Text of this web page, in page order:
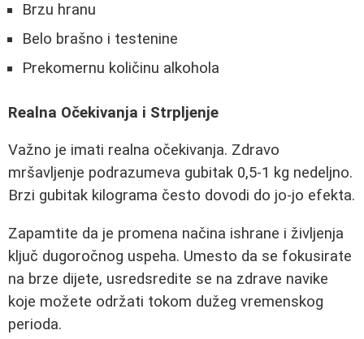
Brzu hranu
Belo brašno i testenine
Prekomernu količinu alkohola
Realna Očekivanja i Strpljenje
Važno je imati realna očekivanja. Zdravo
mršavljenje podrazumeva gubitak 0,5-1 kg nedeljno.
Brzi gubitak kilograma često dovodi do jo-jo efekta.
Zapamtite da je promena načina ishrane i življenja
ključ dugoročnog uspeha. Umesto da se fokusirate
na brze dijete, usredsredite se na zdrave navike
koje možete održati tokom dužeg vremenskog
perioda.